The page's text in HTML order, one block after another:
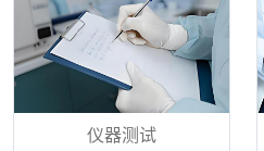
仪器测试